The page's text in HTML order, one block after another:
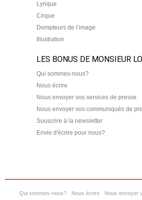
Lyrique
Cirque
Dompteurs de l’image
Illustration
LES BONUS DE MONSIEUR
Qui sommes-nous?
Nous écrire
Nous envoyer vos services de presse
Nous envoyer vos communiqués de
Souscrire à la newsletter
Envie d'écrire pour nous?
Qui sommes-nous? Nous écrire Nous envoyer